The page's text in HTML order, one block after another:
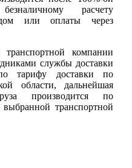
расчету
или оплаты через
компании
службы доставки
по тарифу доставки по
области, дальнейшая
производится по
транспортной